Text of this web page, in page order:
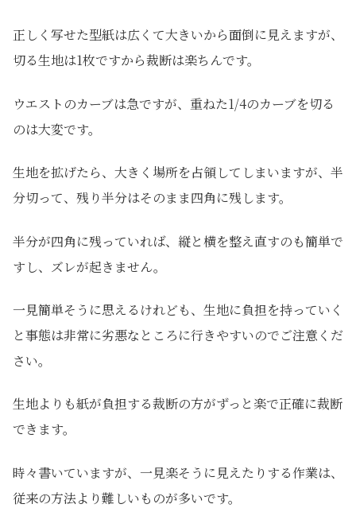
正しく写せた型紙は広くて大きいから面倒に見えますが、
切る生地は1枚ですから裁断は楽ちんです。
ウエストのカーブは急ですが、重ねた1/4のカーブを切る
のは大変です。
生地を拡げたら、大きく場所を占領してしまいますが、半
分切って、残り半分はそのまま四角に残します。
半分が四角に残っていれば、縦と横を整え直すのも簡単で
すし、ズレが起きません。
一見簡単そうに思えるけれども、生地に負担を持っていく
と事態は非常に劣悪なところに行きやすいのでご注意くだ
さい。
生地よりも紙が負担する裁断の方がずっと楽で正確に裁断
できます。
時々書いていますが、一見楽そうに見えたりする作業は、
従来の方法より難しいものが多いです。